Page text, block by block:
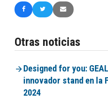
Otras noticias
Designed for you:
innovador stand en la
2024